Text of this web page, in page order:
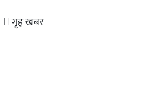
गृह खबर